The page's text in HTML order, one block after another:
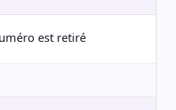
est retiré